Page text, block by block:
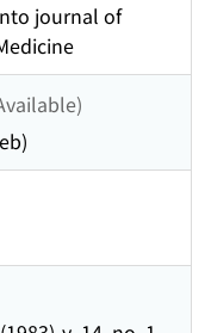
journal of